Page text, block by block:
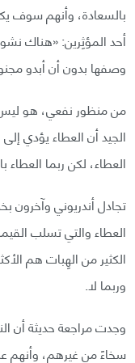
بالسعادة، وأنهم سوف
أحد المؤثِرين: «هناك
وصفها بدون أن أبدو
من منظور نفعي، هو ليس
الجيد أن العطاء يؤدي
العطاء، لكن ربما العطاء
تجادل أندريوني وآخرون
العطاء والتي تسلب
الكثير من الهِبات هم
وربما لا.
وجدت مراجعة حديثة أن
سخاءً من غيرهم، وأنهم